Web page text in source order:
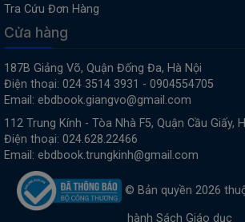
Tra Cứu Đơn Hàng
Cửa hàng
187B Giảng Võ, Quận Đống Đa, Hà Nội
Điện thoại: 024 3514 3931 - 0904554705
Email: ebdbook.giangvo@gmail.com
112 Trung Kính - Tòa Nhà F5, Quận Cầu Giấy,
Điện thoại: 024.628.22466
Email: ebdbook.trungkinh@gmail.com
© Bản quyền 2026
hành Sách Giáo dục